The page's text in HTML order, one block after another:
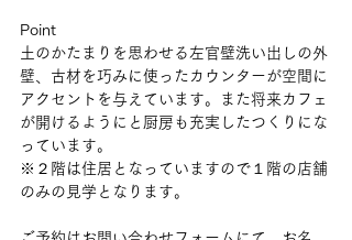
Point
土のかたまりを思わせる左官壁洗い出しの外
壁、古材を巧みに使ったカウンターが空間に
アクセントを与えています。また将来カフェ
が開けるようにと厨房も充実したつくりにな
っています。
※２階は住居となっていますので１階の店舗
のみの見学となります。